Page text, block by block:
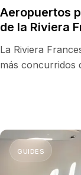
Aeropuertos
de la Riviera
La Riviera
más concurridos
GUIDES